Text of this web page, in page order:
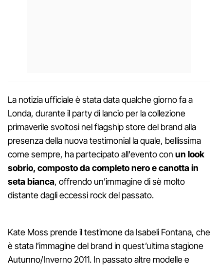
La notizia ufficiale è stata data qualche giorno fa a
Londa, durante il party di lancio per la collezione
primaverile svoltosi nel flagship store del brand alla
presenza della nuova testimonial la quale, bellissima
come sempre, ha partecipato all'evento con un look
sobrio, composto da completo nero e canotta in
seta bianca, offrendo un'immagine di sè molto
distante dagli eccessi rock del passato.
Kate Moss prende il testimone da Isabeli Fontana, che
è stata l’immagine del brand in quest’ultima stagione
Autunno/Inverno 2011. In passato altre modelle e